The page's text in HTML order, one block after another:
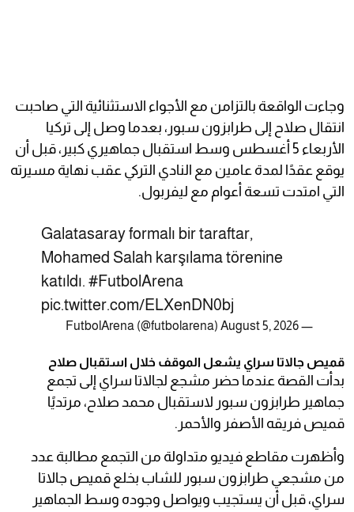
وجاءت الواقعة بالتزامن مع الأجواء الاستثنائية التي صاحبت
انتقال صلاح إلى طرابزون سبور، بعدما وصل إلى تركيا
الأربعاء 5 أغسطس وسط استقبال جماهيري كبير، قبل أن
يوقع عقدًا لمدة عامين مع النادي التركي عقب نهاية مسيرته
التي امتدت تسعة أعوام مع ليفربول.
Galatasaray formalı bir taraftar,
Mohamed Salah karşılama törenine
katıldı. #FutbolArena
pic.twitter.com/ELXenDN0bj
— FutbolArena (@futbolarena)
August 5, 2026
قميص جالاتا سراي يشعل الموقف خلال استقبال صلاح
بدأت القصة عندما حضر مشجع لجالاتا سراي إلى تجمع
جماهير طرابزون سبور لاستقبال محمد صلاح، مرتديًا
قميص فريقه الأصفر والأحمر.
وأظهرت مقاطع فيديو متداولة من التجمع مطالبة عدد
من مشجعي طرابزون سبور للشاب بخلع قميص جالاتا
سراي، قبل أن يستجيب ويواصل وجوده وسط الجماهير